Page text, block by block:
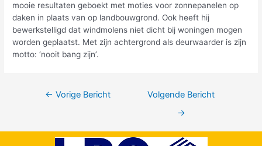
mooie resultaten geboekt met moties voor zonnepanelen op
daken in plaats van op landbouwgrond. Ook heeft hij
bewerkstelligd dat windmolens niet dicht bij woningen mogen
worden geplaatst. Met zijn achtergrond als deurwaarder is zijn
motto: ‘nooit bang zijn’.
← Vorige Bericht
Volgende Bericht
→